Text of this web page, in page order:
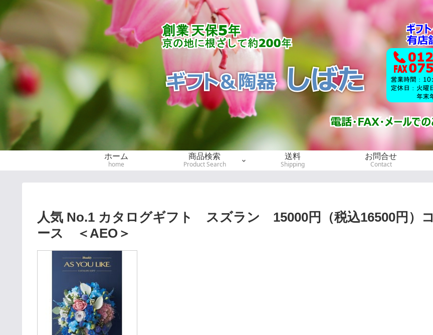
ホーム
home
商品検索
Product Search
送料
Shipping
お問合せ
Contact
人気 No.1 カタログギフト スズラン 15000円（税込16500円）コ
ース ＜AEO＞